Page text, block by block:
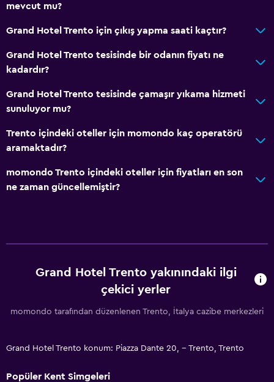
mevcut mu?
Grand Hotel Trento için çıkış yapma saati kaçtır?
Grand Hotel Trento tesisinde bir odanın fiyatı ne
kadardır?
Grand Hotel Trento tesisinde çamaşır yıkama hizmeti
sunuluyor mu?
Trento içindeki oteller için momondo kaç operatörü
aramaktadır?
momondo Trento içindeki oteller için fiyatları en son
ne zaman güncellemiştir?
Grand Hotel Trento yakınındaki ilgi
çekici yerler
momondo tarafından düzenlenen Trento, İtalya cazibe merkezleri
Grand Hotel Trento konum: Piazza Dante 20, -- Trento, Trento
Popüler Kent Simgeleri